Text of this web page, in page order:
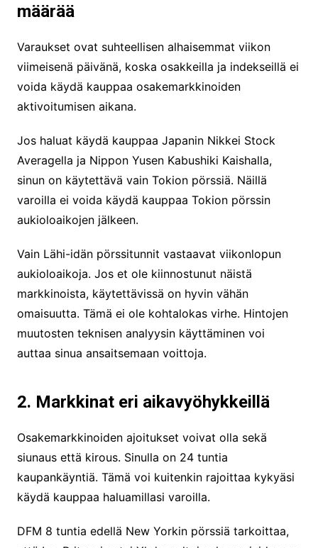
määrää
Varaukset ovat suhteellisen alhaisemmat viikon
viimeisenä päivänä, koska osakkeilla ja indekseillä ei
voida käydä kauppaa osakemarkkinoiden
aktivoitumisen aikana.
Jos haluat käydä kauppaa Japanin Nikkei Stock
Averagella ja Nippon Yusen Kabushiki Kaishalla,
sinun on käytettävä vain Tokion pörssiä. Näillä
varoilla ei voida käydä kauppaa Tokion pörssin
aukioloaikojen jälkeen.
Vain Lähi-idän pörssitunnit vastaavat viikonlopun
aukioloaikoja. Jos et ole kiinnostunut näistä
markkinoista, käytettävissä on hyvin vähän
omaisuutta. Tämä ei ole kohtalokas virhe. Hintojen
muutosten teknisen analyysin käyttäminen voi
auttaa sinua ansaitsemaan voittoja.
2. Markkinat eri aikavyöhykkeillä
Osakemarkkinoiden ajoitukset voivat olla sekä
siunaus että kirous. Sinulla on 24 tuntia
kaupankäyntiä. Tämä voi kuitenkin rajoittaa kykyäsi
käydä kauppaa haluamillasi varoilla.
DFM 8 tuntia edellä New Yorkin pörssiä tarkoittaa,